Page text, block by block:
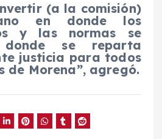
(a la comisión)
en donde los
y las normas se
se reparta
justicia para todos
de Morena”, agregó.